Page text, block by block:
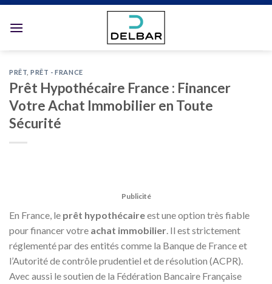
PRÊT ,PRÊT - FRANCE
Prêt Hypothécaire France : Financer
Votre Achat Immobilier en Toute
Sécurité
Publicité
En France, le prêt hypothécaireest une option très fiable
pour financer votre achat immobilier . Il est strictement
réglementé par des entités comme la Banque de France et
l’Autorité de contrôle prudentiel et de résolution (ACPR).
Avec aussi le soutien de la Fédération Bancaire Française